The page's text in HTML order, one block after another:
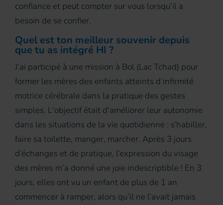
confiance et peut compter sur vous lorsqu’il a
besoin de se confier.
Quel est ton meilleur souvenir depuis
que tu as intégré HI ?
J’ai participé à une mission à Bol (Lac Tchad) pour
former les mères des enfants atteints d’infirmité
motrice cérébrale dans la pratique des gestes
simples. L'objectif était d'améliorer leur autonomie
dans les situations de la vie quotidienne : s’habiller,
faire sa toilette, manger, marcher. Après 3 jours
d’échanges et de pratique, l’expression du visage
des mères m’a donné une joie indescriptible ! En 3
jours, elles ont vu un enfant de plus de 1 an
commencer à ramper, alors qu’il ne l’avait jamais